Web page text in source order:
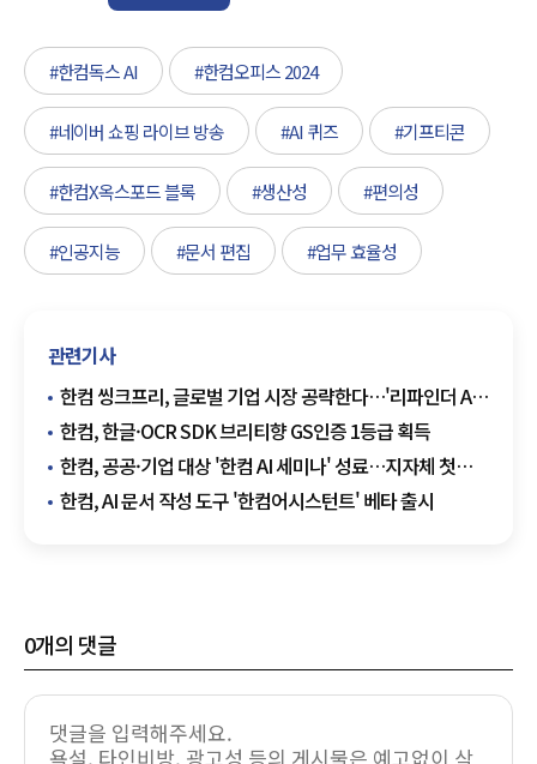
#한컴독스 AI #한컴오피스 2024
#네이버 쇼핑 라이브 방송 #AI 퀴즈 #기프티콘
#한컴X옥스포드 블록 #생산성 #편의성
#인공지능 #문서 편집 #업무 효율성
관련기사
한컴 씽크프리, 글로벌 기업 시장 공략한다…'리파인더 AI'
베타 출시
한컴, 한글·OCR SDK 브리티향 GS인증 1등급 획득
한컴, 공공·기업 대상 '한컴 AI 세미나' 성료…지자체 첫
문서AI 도입 사례 소개
한컴, AI 문서 작성 도구 '한컴어시스턴트' 베타 출시
0개의 댓글